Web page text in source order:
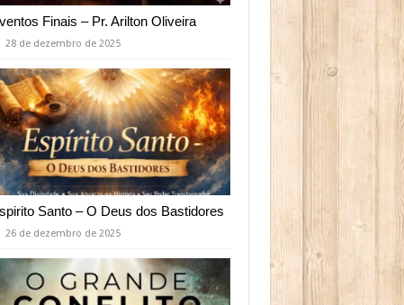
Finais – Pr. Arilton Oliveira
28 de dezembro de 2025
Santo – O Deus dos Bastidores
26 de dezembro de 2025